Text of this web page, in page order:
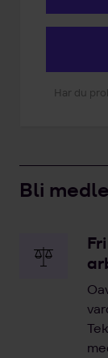
Har du
Bli